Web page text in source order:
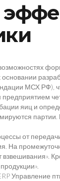
основании
МСХ РФ),
яиц и
от
На
Управление